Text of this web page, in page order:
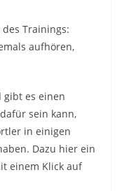
Trainings:
aufhören,
gibt es einen
sein kann,
in einigen
Dazu hier ein
einem Klick auf